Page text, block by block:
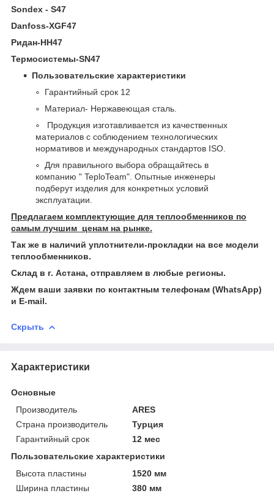
Sondex - S47
Danfoss-XGF47
Ридан-HH47
Термосистемы-SN47
Пользовательские характеристики
Гарантийный срок 12
Материал- Нержавеющая сталь.
Продукция изготавливается из качественных
материалов с соблюдением технологических
нормативов и международных стандартов ISO.
Для правильного выбора обращайтесь в
компанию " TeploTeam". Опытные инженеры
подберут изделия для конкретных условий
эксплуатации.
Предлагаем комплектующие для теплообменников по
самым лучшим ценам на рынке.
Так же в наличий уплотнители-прокладки на все модели
теплообменников.
Склад в г. Астана, отправляем в любые регионы.
Ждем ваши заявки по контактным телефонам (WhatsApp)
и Е-mail.
Скрыть
Характеристики
Основные
Производитель
ARES
Страна производитель
Турция
Гарантийный срок
12 мес
Пользовательские характеристики
Высота пластины
1520 мм
Ширина пластины
380 мм